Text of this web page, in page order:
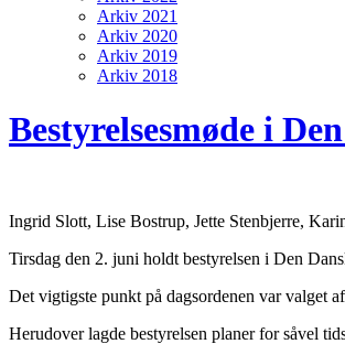
Arkiv 2021
Arkiv 2020
Arkiv 2019
Arkiv 2018
Bestyrelsesmøde i
Ingrid Slott, Lise Bostrup, Jette Stenbjerre,
Tirsdag den 2. juni holdt bestyrelsen i Den
Det vigtigste punkt på dagsordenen var valget
Herudover lagde bestyrelsen planer for såvel